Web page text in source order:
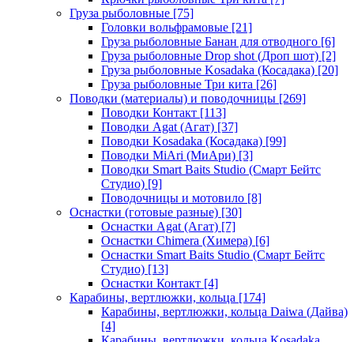
Груза рыболовные [75]
Головки вольфрамовые [21]
Груза рыболовные Банан для отводного [6]
Груза рыболовные Drop shot (Дроп шот) [2]
Груза рыболовные Kosadaka (Косадака) [20]
Груза рыболовные Три кита [26]
Поводки (материалы) и поводочницы [269]
Поводки Контакт [113]
Поводки Agat (Агат) [37]
Поводки Kosadaka (Косадака) [99]
Поводки MiAri (МиАри) [3]
Поводки Smart Baits Studio (Смарт Бейтс
Студио) [9]
Поводочницы и мотовило [8]
Оснастки (готовые разные) [30]
Оснастки Agat (Агат) [7]
Оснастки Chimera (Химера) [6]
Оснастки Smart Baits Studio (Смарт Бейтс
Студио) [13]
Оснастки Контакт [4]
Карабины, вертлюжки, кольца [174]
Карабины, вертлюжки, кольца Daiwa (Дайва)
[4]